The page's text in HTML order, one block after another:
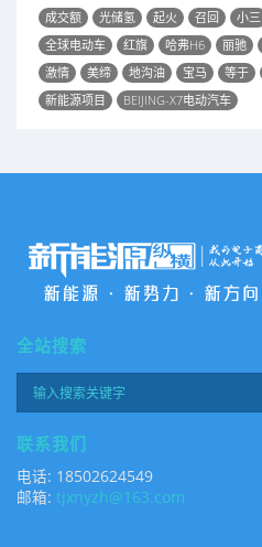
成交额
光储氢 起火 召回 小三
全球电动车
红旗 哈弗H6 丽驰
激情
美缔 地沟油 宝马 等于
新能源项目
BEIJING-X7电动汽车
全站搜索
联系我们
电话: 18502624549
邮箱: tjxnyzh@163.com